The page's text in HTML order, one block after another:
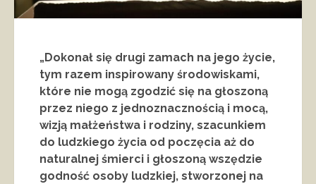
„Dokonał się drugi zamach na jego życie,
tym razem inspirowany środowiskami,
które nie mogą zgodzić się na głoszoną
przez niego z jednoznacznością i mocą,
wizją małżeństwa i rodziny, szacunkiem
do ludzkiego życia od poczęcia aż do
naturalnej śmierci i głoszoną wszędzie
godność osoby ludzkiej, stworzonej na